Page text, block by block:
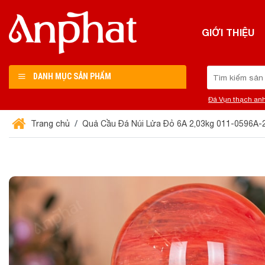
đến
nội
GIỚI THIỆU
DANH MỤC SẢN PHẨM
kiếm:
Đá Vụn thạch
Trang chủ Quả Cầu Đá Núi Lửa Đỏ 6A 2,03kg 011-0596A-